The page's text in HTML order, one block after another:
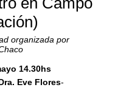
organizada por
14.30hs
Eve Flores-